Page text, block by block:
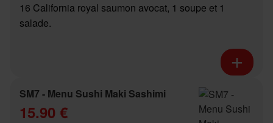
16 California royal saumon avocat, 1 soupe et 1
salade.
SM7 - Menu Sushi Maki Sashimi
15.90 €